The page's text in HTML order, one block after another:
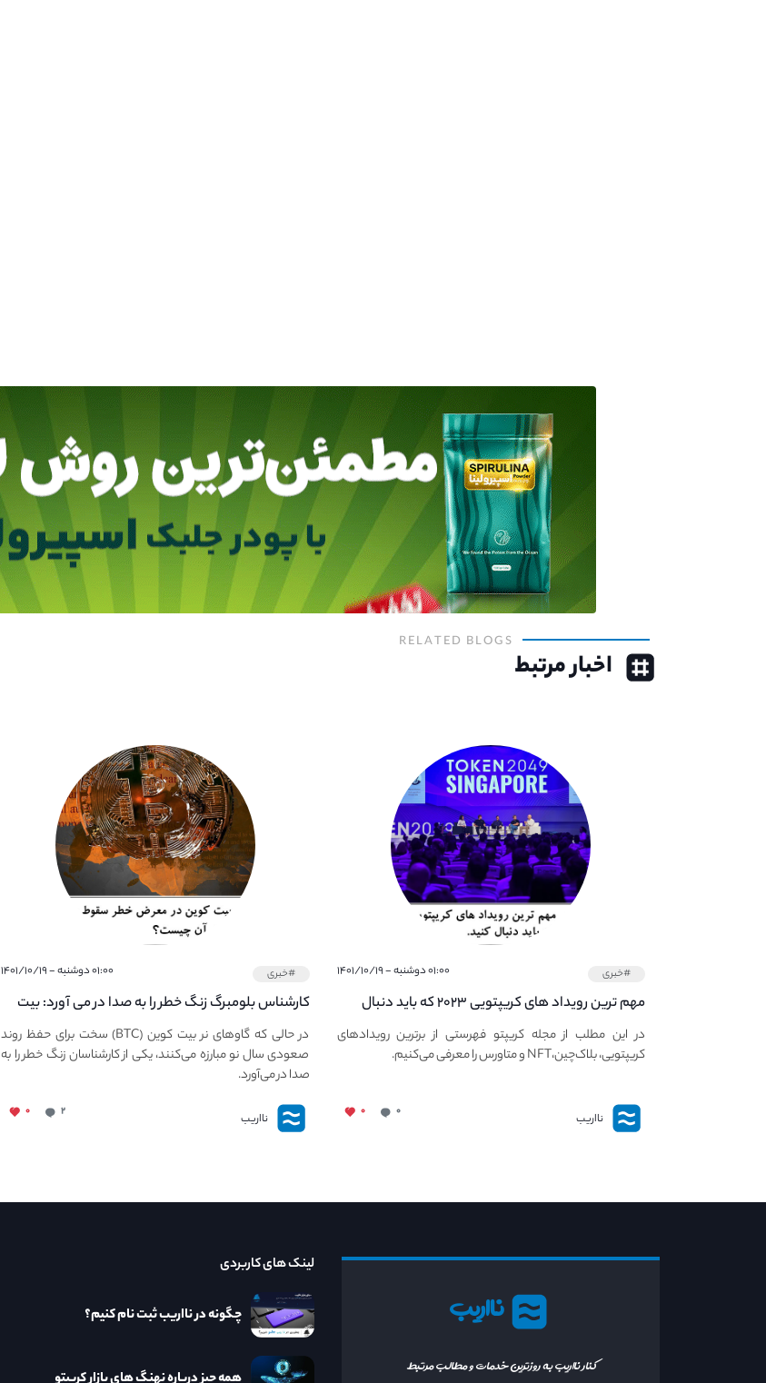
RELATED BLOGS
اخبار مرتبط
#خبری ۰۱:۰۰ دوشنبه - ۱۴۰۱/۱۰/۱۹
مهم ترین رویداد های کریپتویی ۲۰۲۳ که باید دنبال
کنید – معرفی بهترین رویداد های جهانی
در این مطلب از مجله کریپتو فهرستی از برترین رویدادهای
کریپتویی، بلاک‌چین،NFT و متاورس را معرفی می‌کنیم.
نااریب ۰ ۰
#خبری ۰۱:۰۰ دوشنبه - ۱۴۰۱/۱۰/۱۹
کارشناس بلومبرگ زنگ خطر را به صدا در می آورد: بیت
کوین در معرض خطر سقوط بزرگ است - دلیل آن
چیست؟
در حالی که گاوهای نر بیت کوین (BTC) سخت برای حفظ روند
صعودی سال نو مبارزه می‌کنند، یکی از کارشناسان زنگ خطر را به
صدا در می‌آورد.
نااریب ۲ ۰
نااریب
کنار نااریب به روزترین خدمات و مطالب مرتبط
لینک های کاربردی
چگونه در نااریب ثبت نام کنیم؟